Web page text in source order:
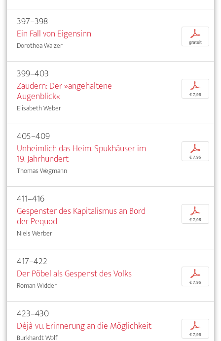
397–398
Ein Fall von Eigensinn
Dorothea Walzer
p
gratuit
399–403
Zaudern: Der »angehaltene
Augenblick«
Elisabeth Weber
p
€ 7,95
405–409
Unheimlich das Heim. Spukhäuser im
19. Jahrhundert
Thomas Wegmann
p
€ 7,95
411–416
Gespenster des Kapitalismus an Bord
der Pequod
Niels Werber
p
€ 7,95
417–422
Der Pöbel als Gespenst des Volks
Roman Widder
p
€ 7,95
423–430
Déjà-vu. Erinnerung an die Möglichkeit
Burkhardt Wolf
p
€ 7,95